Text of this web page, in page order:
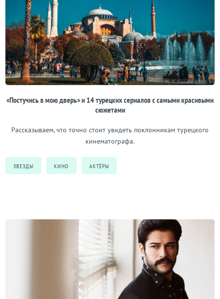
«Постучись в мою дверь» и 14 турецких сериалов с самыми красивыми
сюжетами
Рассказываем, что точно стоит увидеть поклонникам турецкого
кинематографа.
ЗВЕЗДЫ КИНО АКТЁРЫ